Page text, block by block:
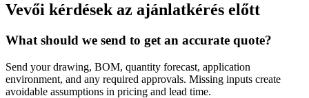
Vevői kérdések az ajánlatkérés előtt
What should we send to get an accurate quote?
Send your drawing, BOM, quantity forecast, application
environment, and any required approvals. Missing inputs create
avoidable assumptions in pricing and lead time.